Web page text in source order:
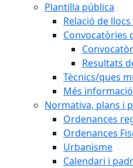
Plantilla pública
Relació de
Convocatòries
Resultats
Tècnics/ques
Més
Normativa, plans i
Ordenances
Ordenances
Urbanisme
Calendari i